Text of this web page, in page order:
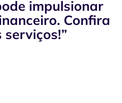
impulsionar
Confira
serviços!”